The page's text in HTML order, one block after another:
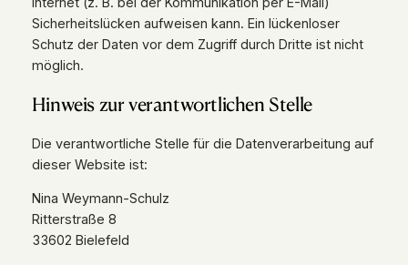
Sicherheitslücken aufweisen kann. Ein lückenloser
Schutz der Daten vor dem Zugriff durch Dritte ist nicht
möglich.
Hinweis zur verantwortlichen Stelle
Die verantwortliche Stelle für die Datenverarbeitung auf
dieser Website ist:
Nina Weymann-Schulz
Ritterstraße 8
33602 Bielefeld